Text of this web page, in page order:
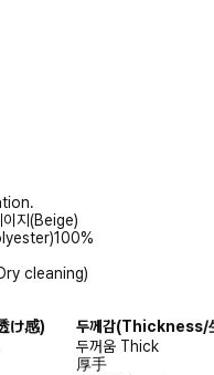
지(Beige)
cleaning)
け感) 두께감(Thickness/
두꺼움 Thick
厚手